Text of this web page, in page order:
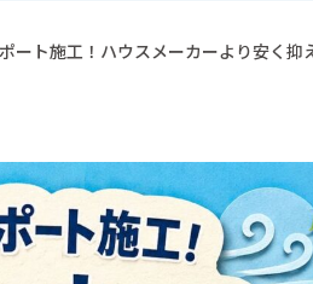
ート施工！ハウスメーカーより安く抑